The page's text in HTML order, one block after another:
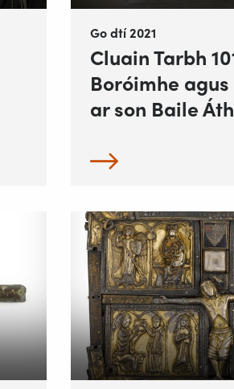
Go dtí 2021
Cluain Tarbh
Boróimhe
ar son Baile